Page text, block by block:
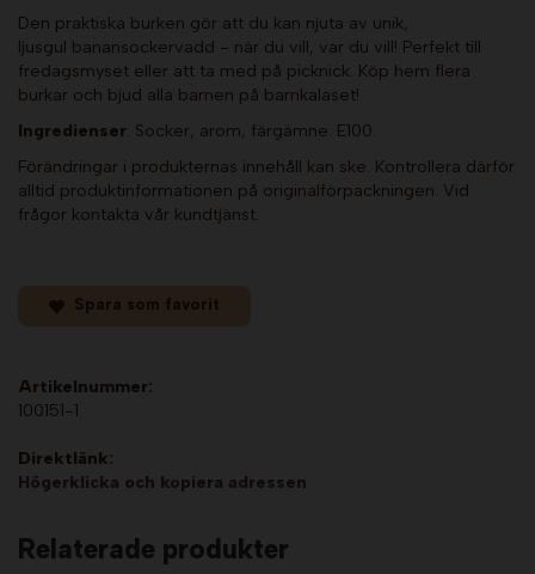
Den praktiska burken gör att du kan njuta av unik,
ljusgul banansockervadd - när du vill, var du vill! Perfekt till
fredagsmyset eller att ta med på picknick. Köp hem flera
burkar och bjud alla barnen på barnkalaset!
Ingredienser: Socker, arom, färgämne: E100.
Förändringar i produkternas innehåll kan ske. Kontrollera därför
alltid produktinformationen på originalförpackningen. Vid
frågor kontakta vår kundtjänst.
Spara som favorit
Artikelnummer:
100151-1
Direktlänk:
Högerklicka och kopiera adressen
Relaterade produkter